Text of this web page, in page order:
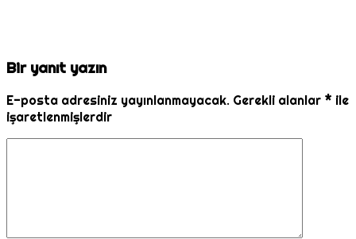
Bir yanıt yazın
E-posta adresiniz yayınlanmayacak. Gerekli alanlar * ile
işaretlenmişlerdir